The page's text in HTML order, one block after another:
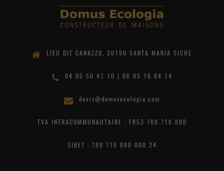
LIEU DIT CANAZZO, 20190 SANTA MARIA SICHE
04 95 50 41 10 | 06 85 16 84 14
devis@domusecologia.com
TVA INTRACOMMUNAUTAIRE : FR53 788 718 880
SIRET : 788 718 880 000 24